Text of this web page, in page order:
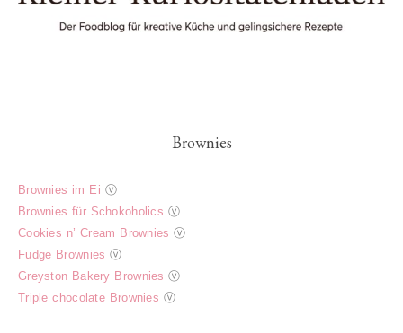
Brownies
Brownies im Ei ⓥ
Brownies für Schokoholics ⓥ
Cookies n’ Cream Brownies ⓥ
Fudge Brownies ⓥ
Greyston Bakery Brownies ⓥ
Triple chocolate Brownies ⓥ